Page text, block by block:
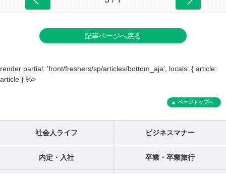
記事ページへ戻る
render partial: 'front/freshers/sp/articles/bottom_aja', locals: { article:
article } %>
ページトップへ
社会人ライフ ビジネスマナー
内定・入社 卒業・卒業旅行